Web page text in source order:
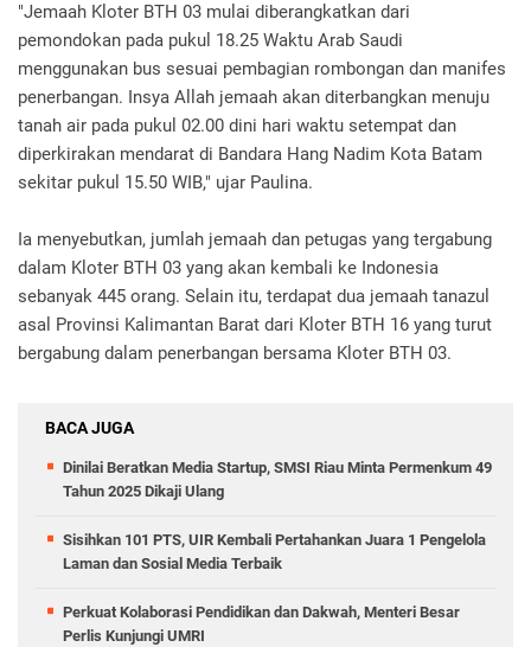
"Jemaah Kloter BTH 03 mulai diberangkatkan dari
pemondokan pada pukul 18.25 Waktu Arab Saudi
menggunakan bus sesuai pembagian rombongan dan manifes
penerbangan. Insya Allah jemaah akan diterbangkan menuju
tanah air pada pukul 02.00 dini hari waktu setempat dan
diperkirakan mendarat di Bandara Hang Nadim Kota Batam
sekitar pukul 15.50 WIB," ujar Paulina.
Ia menyebutkan, jumlah jemaah dan petugas yang tergabung
dalam Kloter BTH 03 yang akan kembali ke Indonesia
sebanyak 445 orang. Selain itu, terdapat dua jemaah tanazul
asal Provinsi Kalimantan Barat dari Kloter BTH 16 yang turut
bergabung dalam penerbangan bersama Kloter BTH 03.
BACA JUGA
Dinilai Beratkan Media Startup, SMSI Riau Minta Permenkum 49
Tahun 2025 Dikaji Ulang
Sisihkan 101 PTS, UIR Kembali Pertahankan Juara 1 Pengelola
Laman dan Sosial Media Terbaik
Perkuat Kolaborasi Pendidikan dan Dakwah, Menteri Besar
Perlis Kunjungi UMRI